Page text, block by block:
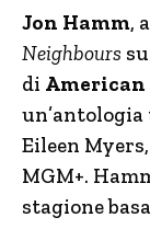
Jon Hamm,
Neighbours
di American
Eileen
MGM+.
stagione